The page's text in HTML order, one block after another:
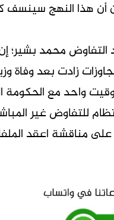
أن هذا النهج سينسف
محمد بشير؛
زادت بعد وفاة
واحد مع الحكومة
للتفاوض غير
مناقشة اعقد